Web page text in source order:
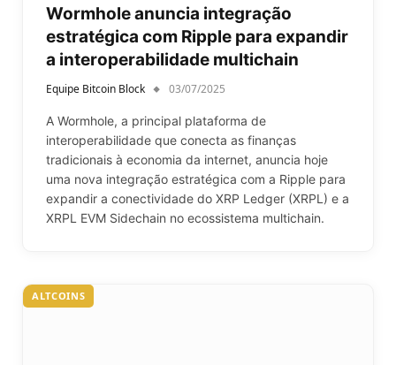
Wormhole anuncia integração
estratégica com Ripple para expandir
a interoperabilidade multichain
Equipe Bitcoin Block 03/07/2025
A Wormhole, a principal plataforma de
interoperabilidade que conecta as finanças
tradicionais à economia da internet, anuncia hoje
uma nova integração estratégica com a Ripple para
expandir a conectividade do XRP Ledger (XRPL) e a
XRPL EVM Sidechain no ecossistema multichain.
ALTCOINS